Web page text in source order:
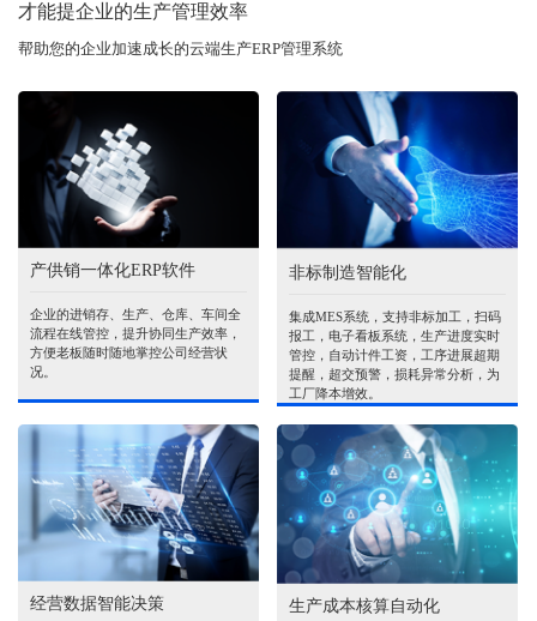
才能提企业的生产管理效率
帮助您的企业加速成长的云端生产ERP管理系统
产供销一体化ERP软件
企业的进销存、生产、仓库、车间全
流程在线管控，提升协同生产效率，
方便老板随时随地掌控公司经营状
况。
非标制造智能化
集成MES系统，支持非标加工，扫码
报工，电子看板系统，生产进度实时
管控，自动计件工资，工序进展超期
提醒，超交预警，损耗异常分析，为
工厂降本增效。
经营数据智能决策 生产成本核算自动化